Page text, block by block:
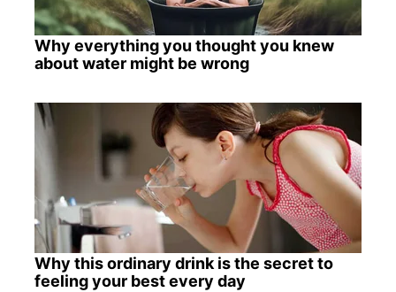
Why everything you thought you knew
about water might be wrong
Why this ordinary drink is the secret to
feeling your best every day